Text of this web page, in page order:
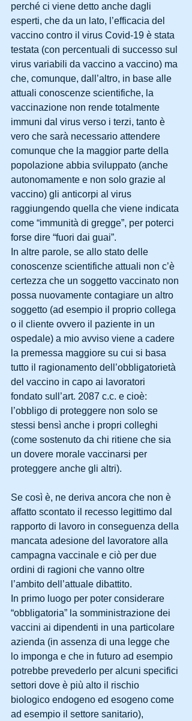
perché ci viene detto anche dagli
esperti, che da un lato, l’efficacia del
vaccino contro il virus Covid-19 è stata
testata (con percentuali di successo sul
virus variabili da vaccino a vaccino) ma
che, comunque, dall’altro, in base alle
attuali conoscenze scientifiche, la
vaccinazione non rende totalmente
immuni dal virus verso i terzi, tanto è
vero che sarà necessario attendere
comunque che la maggior parte della
popolazione abbia sviluppato (anche
autonomamente e non solo grazie al
vaccino) gli anticorpi al virus
raggiungendo quella che viene indicata
come “immunità di gregge”, per poterci
forse dire “fuori dai guai”.
In altre parole, se allo stato delle
conoscenze scientifiche attuali non c’è
certezza che un soggetto vaccinato non
possa nuovamente contagiare un altro
soggetto (ad esempio il proprio collega
o il cliente ovvero il paziente in un
ospedale) a mio avviso viene a cadere
la premessa maggiore su cui si basa
tutto il ragionamento dell’obbligatorietà
del vaccino in capo ai lavoratori
fondato sull’art. 2087 c.c. e cioè:
l’obbligo di proteggere non solo se
stessi bensì anche i propri colleghi
(come sostenuto da chi ritiene che sia
un dovere morale vaccinarsi per
proteggere anche gli altri).
Se così è, ne deriva ancora che non è
affatto scontato il recesso legittimo dal
rapporto di lavoro in conseguenza della
mancata adesione del lavoratore alla
campagna vaccinale e ciò per due
ordini di ragioni che vanno oltre
l’ambito dell’attuale dibattito.
In primo luogo per poter considerare
“obbligatoria” la somministrazione dei
vaccini ai dipendenti in una particolare
azienda (in assenza di una legge che
lo imponga e che in futuro ad esempio
potrebbe prevederlo per alcuni specifici
settori dove è più alto il rischio
biologico endogeno ed esogeno come
ad esempio il settore sanitario),